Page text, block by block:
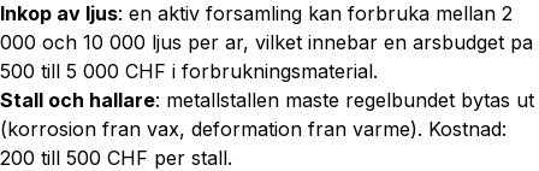
Inkop av ljus: en aktiv forsamling kan forbruka mellan 2
000 och 10 000 ljus per ar, vilket innebar en arsbudget pa
500 till 5 000 CHF i forbrukningsmaterial.
Stall och hallare: metallstallen maste regelbundet bytas ut
(korrosion fran vax, deformation fran varme). Kostnad:
200 till 500 CHF per stall.